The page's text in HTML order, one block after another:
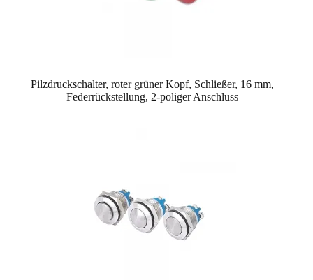
Pilzdruckschalter, roter grüner Kopf, Schließer, 16 mm,
Federrückstellung, 2-poliger Anschluss